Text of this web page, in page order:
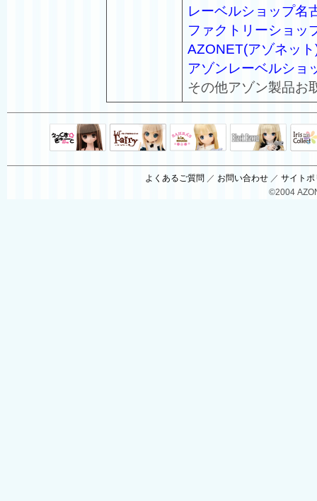
レーベルショップ名
ファクトリーショッ
AZONET(アゾネット
アゾンレーベルショ
その他アゾン製品お
よくあるご質問 ／ お問い合わせ ／ サイトポ
©2004